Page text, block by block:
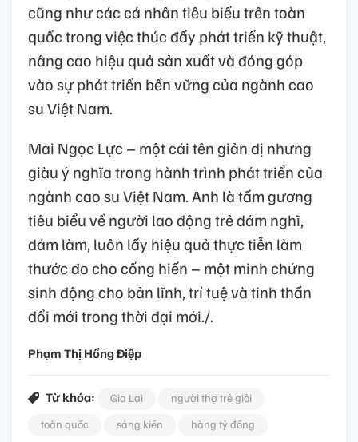
cũng như các cá nhân tiêu biểu trên toàn
quốc trong việc thúc đẩy phát triển kỹ thuật,
nâng cao hiệu quả sản xuất và đóng góp
vào sự phát triển bền vững của ngành cao
su Việt Nam.
Mai Ngọc Lực – một cái tên giản dị nhưng
giàu ý nghĩa trong hành trình phát triển của
ngành cao su Việt Nam. Anh là tấm gương
tiêu biểu về người lao động trẻ dám nghĩ,
dám làm, luôn lấy hiệu quả thực tiễn làm
thước đo cho cống hiến – một minh chứng
sinh động cho bản lĩnh, trí tuệ và tinh thần
đổi mới trong thời đại mới./.
Phạm Thị Hồng Điệp
Từ khóa: Gia Lai
người thợ trẻ giỏi
toàn quốc
sáng kiến hàng tỷ đồng